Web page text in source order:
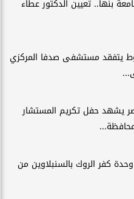
بنها.. تعيين الدكتور عطاء
يتفقد مستشفى صدفا المركزي
يشهد حفل تكريم المستشار
كفر الروك بالسنبلاوين من